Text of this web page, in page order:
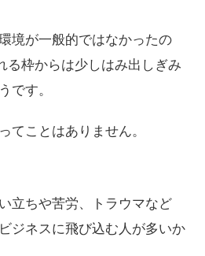
境が一般的ではなかったの
る枠からは少しはみ出しぎみ
です。
てことはありません。
立ちや苦労、トラウマなど
ジネスに飛び込む人が多いか